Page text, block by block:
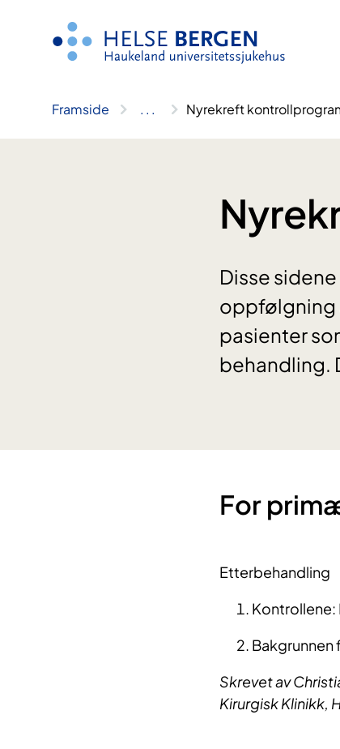
Framside .. . Nyrekreft
Disse
oppfølgning
pasienter
behandling.
​​​For
Etterbehandling
Kontrollene:
Bakgrunnen
Skrevet av
Kirurgisk Klinikk,